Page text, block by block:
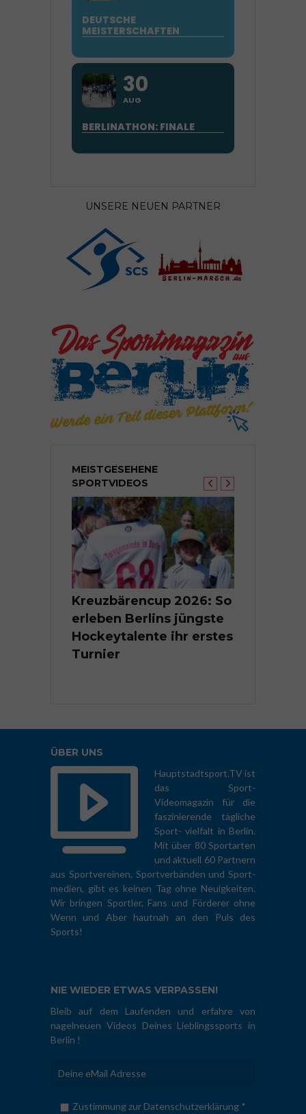
DEUTSCHE
MEISTERSCHAFTEN
30
AUG
BERLINATHON: FINALE
UNSERE NEUEN PARTNER
MEISTGESEHENE
SPORTVIDEOS
Kreuzbärencup 2026: So
erleben Berlins jüngste
Hockeytalente ihr erstes
Turnier
ÜBER UNS
Hauptstadtsport.TV ist
das Sport-
Videomagazin für die
faszinierende tägliche
Sport- vielfalt in Berlin.
Mit über 80 Sportarten
und aktuell 60 Partnern
aus Sportvereinen, Sportverbänden und Sport-
medien, gibt es keinen Tag ohne Neuigkeiten.
Wir bringen Sportler, Fans und Förderer ohne
Wenn und Aber hautnah an den Puls des
Sports!
NIE WIEDER ETWAS VERPASSEN!
Bleib auf dem Laufenden und erfahre von
nagelneuen Videos Deines Lieblingssports in
Berlin !
Zustimmung zur Datenschutzerklärung *